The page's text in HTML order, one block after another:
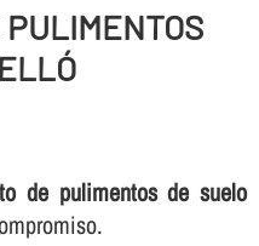
de pulimentos de suelo